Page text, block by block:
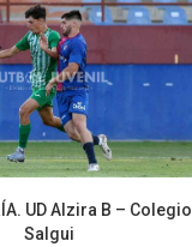
UD Alzira B – Colegio
Salgui